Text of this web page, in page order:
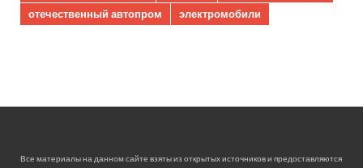
отечественный автопром
электромобили
Все материалы на данном сайте взяты из открытых источников и предоставляются